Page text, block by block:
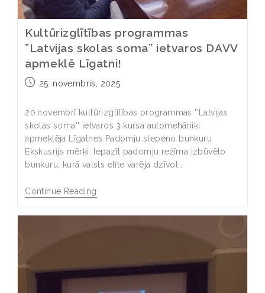
Kultūrizglītības programmas
”Latvijas skolas soma” ietvaros DAVV
apmeklē Līgatni!
25. novembris, 2025
20.novembrī kultūrizglītības programmas ''Latvijas
skolas soma'' ietvaros 3.kursa automehāniķi
apmeklēja Līgatnes Padomju slepeno bunkuru
Ekskusrijs mērķi: Iepazīt padomju režīma izbūvēto
bunkuru, kurā valsts elite varēja dzīvot…
Continue Reading